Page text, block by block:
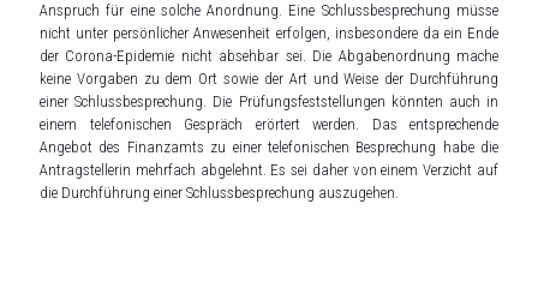
Anspruch für eine solche Anordnung. Eine Schlussbesprechung müsse
nicht unter persönlicher Anwesenheit erfolgen, insbesondere da ein Ende
der Corona-Epidemie nicht absehbar sei. Die Abgabenordnung mache
keine Vorgaben zu dem Ort sowie der Art und Weise der Durchführung
einer Schlussbesprechung. Die Prüfungsfeststellungen könnten auch in
einem telefonischen Gespräch erörtert werden. Das entsprechende
Angebot des Finanzamts zu einer telefonischen Besprechung habe die
Antragstellerin mehrfach abgelehnt. Es sei daher von einem Verzicht auf
die Durchführung einer Schlussbesprechung auszugehen.